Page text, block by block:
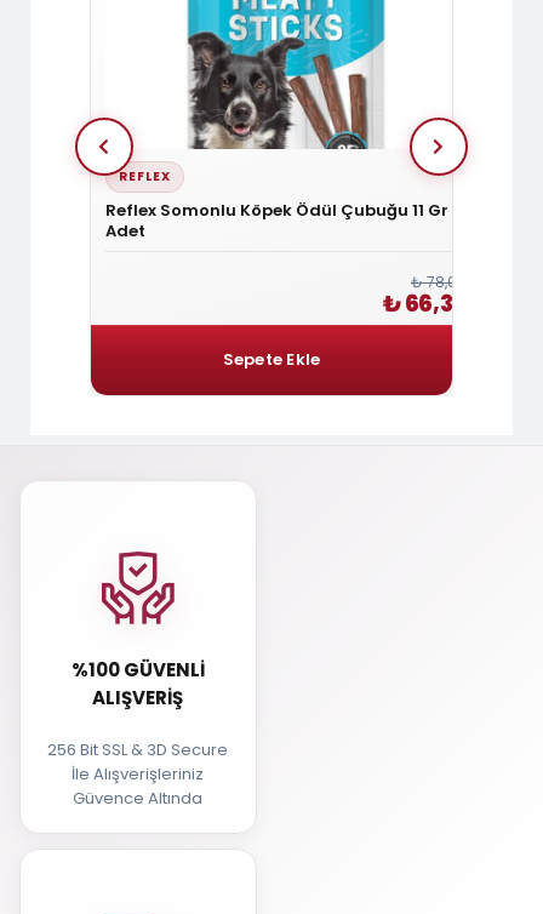
REFLEX
Reflex Somonlu Köpek Ödül Çubuğu 11 Gr 3
Adet
₺ 78,00
₺ 66,30
%100 GÜVENLI
ALIŞVERIŞ
256 Bit SSL & 3D Secure
İle Alışverişleriniz
Güvence Altında